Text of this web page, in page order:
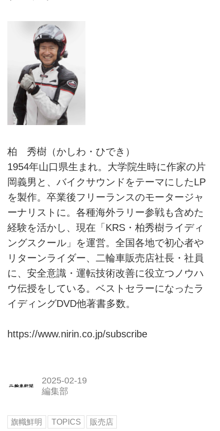
柏 秀樹（かしわ・ひでき）
1954年山口県生まれ。大学院生時に作家の片
岡義男と、バイクサウンドをテーマにしたLP
を製作。卒業後フリーランスのモータージャ
ーナリストに。各種海外ラリー参戦も含めた
経験を活かし、現在「KRS・柏秀樹ライディ
ングスクール」を運営。全国各地で初心者や
リターンライダー、二輪車販売店社長・社員
に、安全意識・運転技術改善に役立つノウハ
ウ伝授をしている。ベストセラーになったラ
イディングDVD他著書多数。
https://www.nirin.co.jp/subscribe
2025-02-19
編集部
旗幟鮮明 TOPICS 販売店